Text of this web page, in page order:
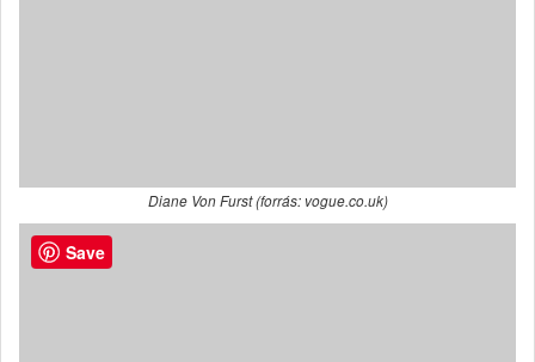
Diane Von Furst (forrás: vogue.co.uk)
Save